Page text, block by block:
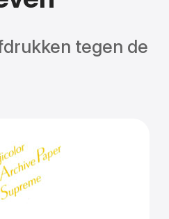
tegen de